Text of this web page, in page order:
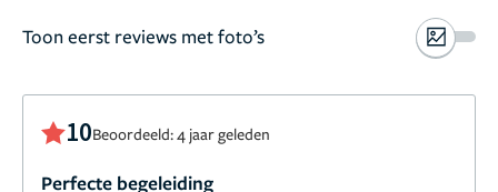
Toon eerst reviews met foto’s
10Beoordeeld: 4 jaar geleden
Perfecte begeleiding